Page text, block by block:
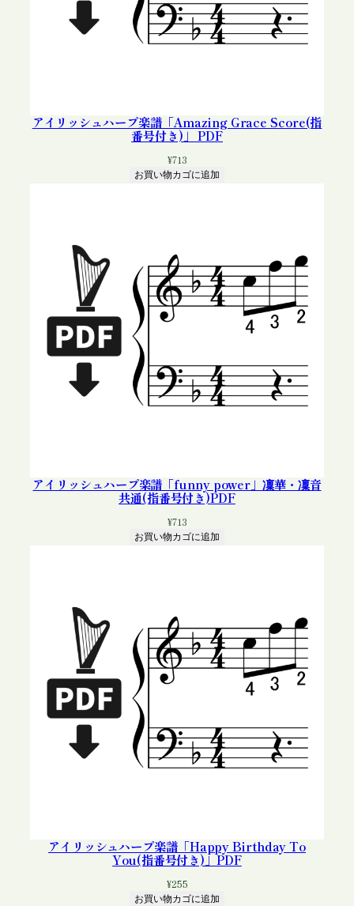
アイリッシュハープ楽譜「Amazing Grace Score(指
番号付き)」 PDF
¥713
お買い物カゴに追加
アイリッシュハープ楽譜「funny power」凜華・凜音
共通(指番号付き)PDF
¥713
お買い物カゴに追加
アイリッシュハープ楽譜「Happy Birthday To
You(指番号付き)」PDF
¥255
お買い物カゴに追加